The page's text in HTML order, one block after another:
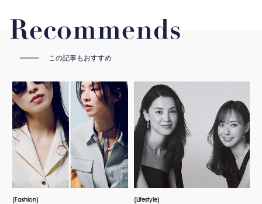
Recommends
この記事もおすすめ
Fashion
Lifestyle